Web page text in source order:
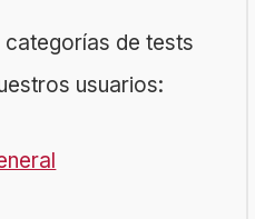
categorías de tests
usuarios: